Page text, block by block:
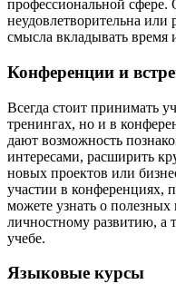
профессиональной сфере.
неудовлетворительна или
смысла вкладывать время
Конференции и
Всегда стоит принимать
тренингах, но и в
дают возможность
интересами, расширить
новых проектов или
участии в конференциях,
можете узнать о
личностному развитию, а
учебе.
Языковые курсы